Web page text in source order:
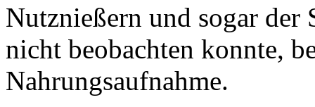
Nutznießern und sogar der
nicht beobachten konnte,
Nahrungsaufnahme.